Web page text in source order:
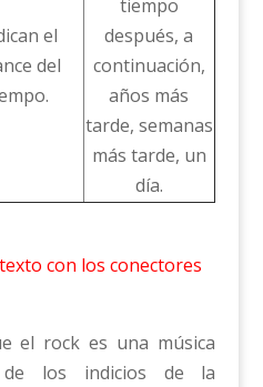
el
del
tiempo
después, a
continuación,
años más
tarde, semanas
más tarde, un
día.
con los conectores
el rock es una música
los indicios de la